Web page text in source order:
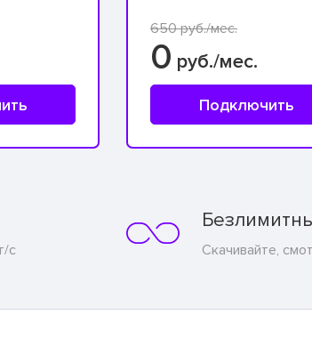
650 руб./мес.
0 руб./мес.
Подключить
с Скачивайте,